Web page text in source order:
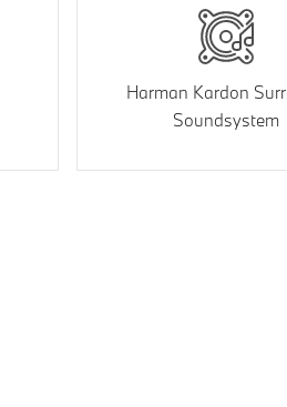
Harman Kardon
Soundsystem